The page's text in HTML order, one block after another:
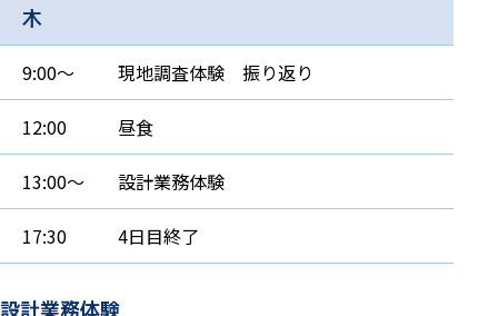
木
9:00～ 現地調査体験 振り返り
12:00 昼食
13:00～ 設計業務体験
17:30 4日目終了
設計業務体験